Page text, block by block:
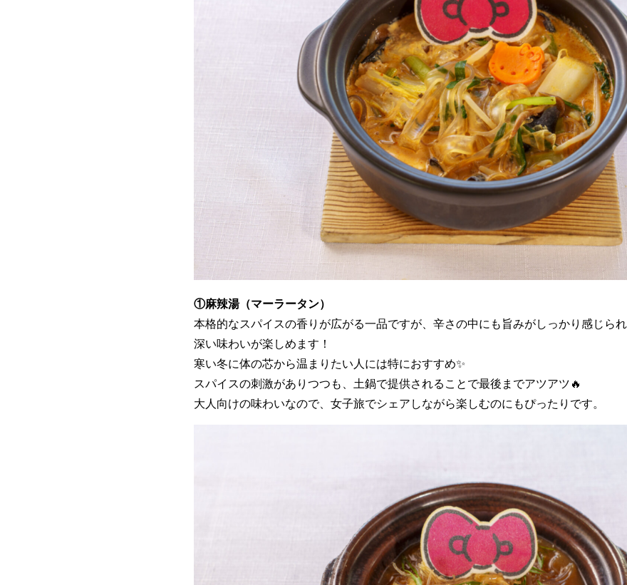
①麻辣湯（マーラータン）
本格的なスパイスの香りが広がる一品ですが、辛さの中にも旨みがしっかり感じら
深い味わいが楽しめます！
寒い冬に体の芯から温まりたい人には特におすすめ✨
スパイスの刺激がありつつも、土鍋で提供されることで最後までアツアツ🔥
大人向けの味わいなので、女子旅でシェアしながら楽しむのにもぴったりです。